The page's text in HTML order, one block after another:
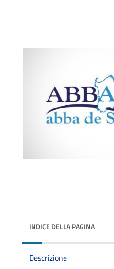
INDICE DELLA PAGINA
Descrizione